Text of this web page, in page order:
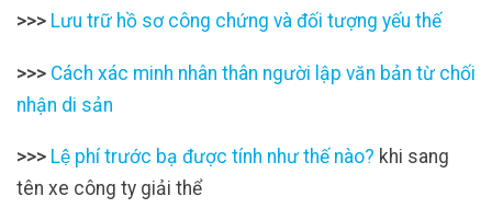
>>> Lưu trữ hồ sơ công chứng và đối tượng yếu thế
>>> Cách xác minh nhân thân người lập văn bản từ chối
nhận di sản
>>> Lệ phí trước bạ được tính như thế nào? khi sang
tên xe công ty giải thể